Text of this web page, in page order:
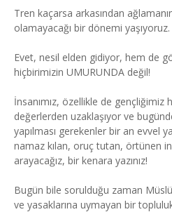
Tren kaçarsa arkasından
olamayacağı bir dönemi yaşıyoruz.
Evet, nesil elden gidiyor, hem de
hiçbirimizin UMURUNDA değil!
İnsanımız, özellikle de gençliğimiz
değerlerden uzaklaşıyor ve
yapılması gerekenler bir an evvel
namaz kılan, oruç tutan, örtünen
arayacağız, bir kenara yazınız!
Bugün bile sorulduğu zaman
ve yasaklarına uymayan bir